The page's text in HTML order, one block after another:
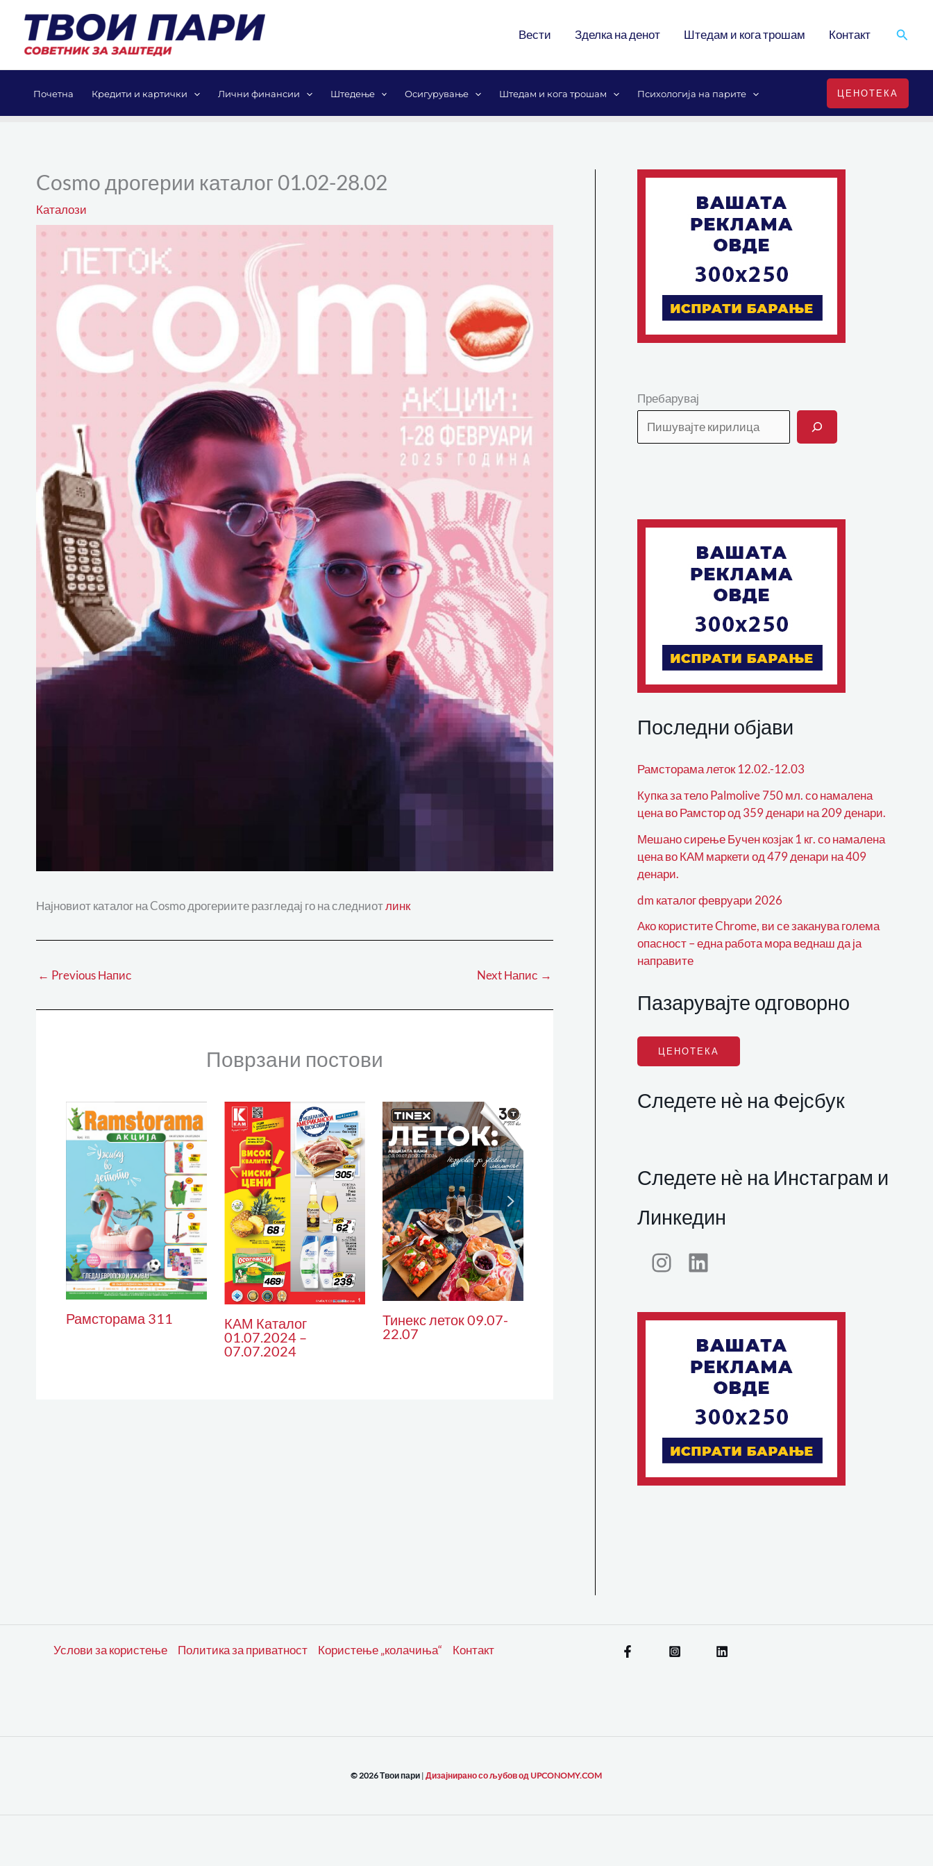
content
Вести Зделка на денот Штедам и кога трошам Контакт Search
Почетна Кредити и картички Лични финансии Штедење Осигурување Штедам и кога трошам Психологија на парите ЦЕНОТЕКА
Cosmo дрогерии каталог 01.02-28.02
Каталози
Најновиот каталог на Cosmo дрогериите разгледај го на следниотлинк
← Previous Напис Next Напис →
Поврзани постови
Рамсторама 311
КАМ Каталог
01.07.2024 –
07.07.2024
Тинекс леток 09.07-
22.07
Пребарувај
Последни објави
Рамсторама леток 12.02.-12.03
Купка за тело Palmolive 750 мл. со намалена
цена во Рамстор од 359 денари на 209 денари.
Мешано сирење Бучен козјак 1 кг. со намалена
цена во КАМ маркети од 479 денари на 409
денари.
dm каталог февруари 2026
Ако користите Chrome, ви се заканува голема
опасност – една работа мора веднаш да ја
направите
Пазарувајте одговорно
ЦЕНОТЕКА
Следете нѐ на Фејсбук
Следете нѐ на Инстаграм и
Линкедин
Услови за користење Политика за приватност Користење „колачиња“ Контакт
© 2026 Твои пари | Дизајнирано со љубов од UPCONOMY.COM